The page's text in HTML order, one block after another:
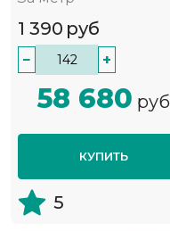
1 390 руб
− +
58 680 руб
КУПИТЬ
5